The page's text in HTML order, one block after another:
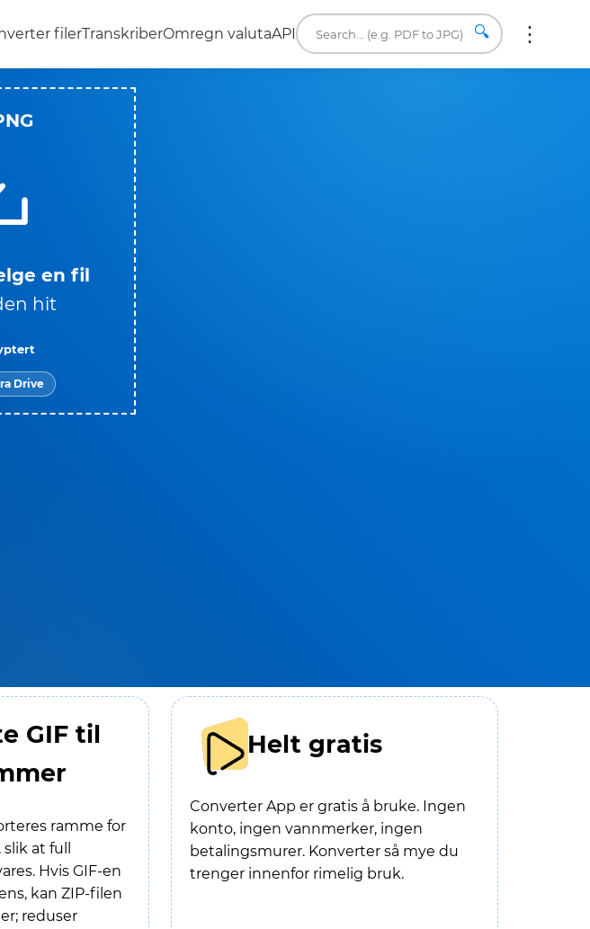
filerTranskriberOmregn valutaAPI 🔍
en fil
hit
Drive
GIF til
ramme for
at full
Hvis GIF-en
kan ZIP-filen
reduser
Helt gratis
Converter App er gratis å bruke. Ingen
konto, ingen vannmerker, ingen
betalingsmurer. Konverter så mye du
trenger innenfor rimelig bruk.